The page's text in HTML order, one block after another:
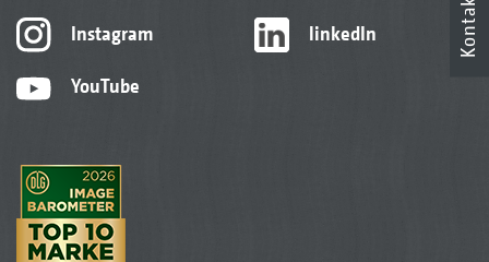
Instagram
YouTube
linkedIn Kontakt